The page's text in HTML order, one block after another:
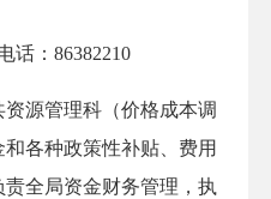
：86382210
源管理科（价格成本调
各种政策性补贴、费用
全局资金财务管理，执